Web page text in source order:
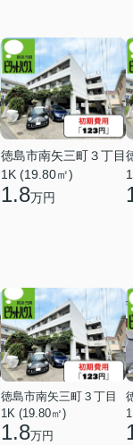
徳島市南矢三町３丁目
1K (19.80㎡)
1.8万円
徳島市南矢三町３丁目
1K (19.80㎡)
1.8万円